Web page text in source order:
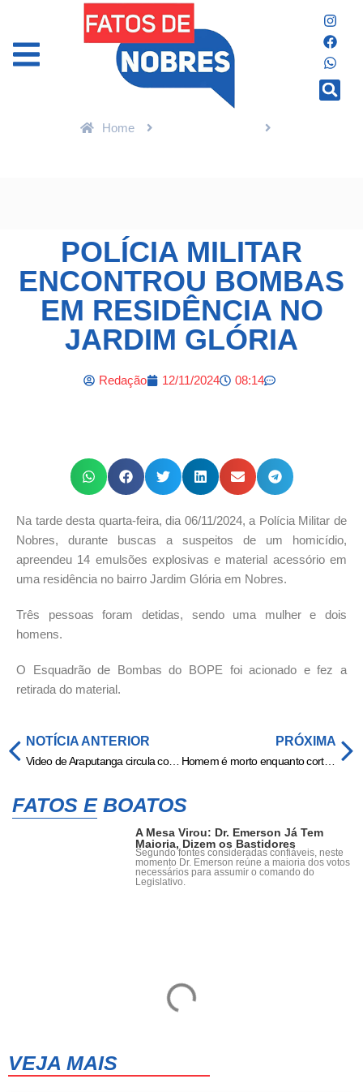
Home
POLÍCIA MILITAR
ENCONTROU BOMBAS
EM RESIDÊNCIA NO
JARDIM GLÓRIA
Redação 12/11/2024 08:14
Na tarde desta quarta-feira, dia 06/11/2024, a Polícia Militar de
Nobres, durante buscas a suspeitos de um homicídio,
apreendeu 14 emulsões explosivas e material acessório em
uma residência no bairro Jardim Glória em Nobres.
Três pessoas foram detidas, sendo uma mulher e dois
homens.
O Esquadrão de Bombas do BOPE foi acionado e fez a
retirada do material.
NOTÍCIA ANTERIOR
Video de Araputanga circula como se fosse em Nobres
PRÓXIMA
Homem é morto enquanto cortava cabelo em Nobres
FATOS E BOATOS
A Mesa Virou: Dr. Emerson Já Tem
Maioria, Dizem os Bastidores
Segundo fontes consideradas confiáveis, neste
momento Dr. Emerson reúne a maioria dos votos
necessários para assumir o comando do
Legislativo.
VEJA MAIS